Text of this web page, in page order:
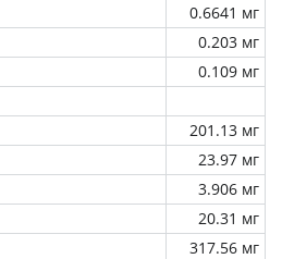
0.6641 мг
0.203 мг
0.109 мг
201.13 мг
23.97 мг
3.906 мг
20.31 мг
317.56 мг